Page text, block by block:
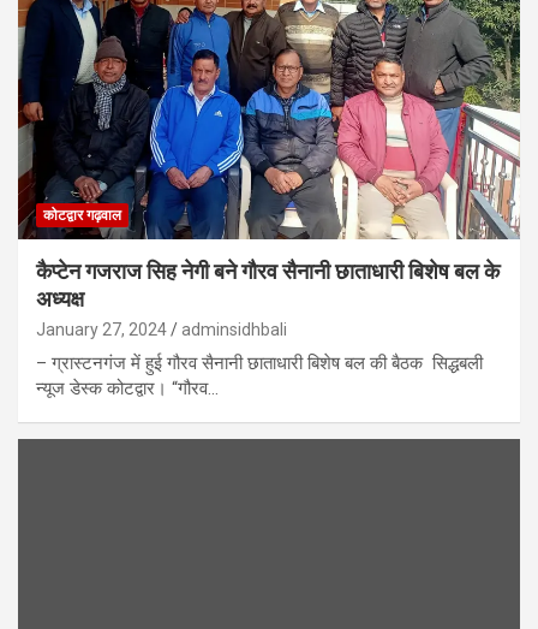
कोटद्वार गढ़वाल
कैप्टेन गजराज सिह नेगी बने गौरव सैनानी छाताधारी बिशेष बल के
अध्यक्ष
January 27, 2024 adminsidhbali
– ग्रास्टनगंज में हुई गौरव सैनानी छाताधारी बिशेष बल की बैठक सिद्धबली
न्यूज डेस्क कोटद्वार। “गौरव…